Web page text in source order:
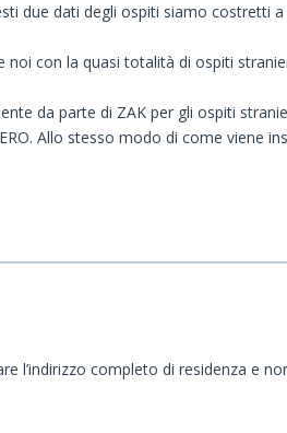
due dati degli ospiti siamo costretti
con la quasi totalità di ospiti
da parte di ZAK per gli ospiti
Allo stesso modo di come viene
l’indirizzo completo di residenza e